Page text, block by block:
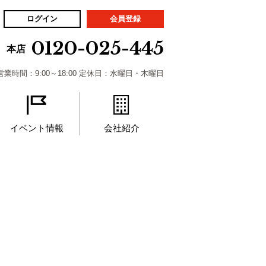
ログイン 会員登録
本店 0120-025-445
業時間：9:00～18:00 定休日：水曜日・木曜日
イベント情報 会社紹介